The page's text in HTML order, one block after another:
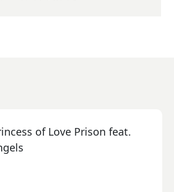
of Love Prison feat.